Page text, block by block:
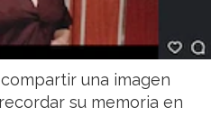
una imagen
su memoria en